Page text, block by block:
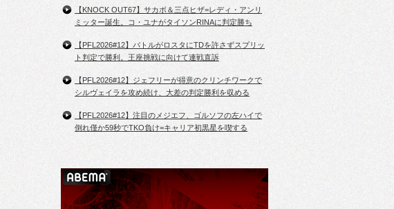
【KNOCK OUT67】サカボ＆三点ヒザ=レディ・アンリ
ミッター誕生。コ・ユナがタイソンRINAに判定勝ち
【PFL2026#12】バトルがロスタにTDを許さずスプリッ
ト判定で勝利。王座挑戦に向けて連戦直訴
【PFL2026#12】ジェフリーが得意のクリンチワークで
シルヴェイラを攻め続け、大差の判定勝利を収める
【PFL2026#12】注目のメジエフ、ゴルソフの左ハイで
倒れ僅か59秒でTKO負け=キャリア初黒星を喫する